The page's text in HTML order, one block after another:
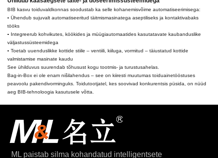
BIB kasvu toiduvaldkonnas soodustab ka selle kohanemisvõime automatiseerimisega:
▪ Ühendub sujuvalt automatiseeritud täitmismasinatega aseptiliseks ja kontaktivabaks
tööks
▪ Integreerub kohvikutes, köökides ja müügiautomaatides kasutatavate kaubanduslike
väljastussüsteemidega
▪ Toetab uuenduslikke kottide stiile – ventiili, kiiluga, vormitud – täiustatud kottide
valmistamise masinate kaudu
See ühilduvus suurendab tõhusust kogu tootmis- ja turustusahelas.
Bag-in-Box ei ole enam nišilahendus – see on kiiresti muutumas toiduainetööstuses
peavoolu pakendivorminguks. Toidutootjatel, kes soovivad konkurentsis püsida, on nüüd
aeg BIB-tehnoloogia kasutusele võtta.
ML paistab silma kohandatud intelligentsete